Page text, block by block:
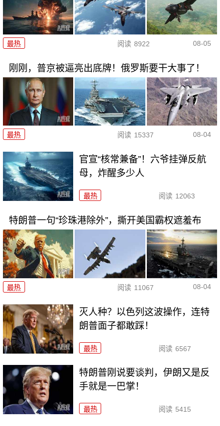
最热 阅读 8922 08-05
刚刚，普京被逼亮出底牌！俄罗斯要干大事了！
最热 阅读 15337 08-04
官宣“核常兼备”！六爷挂弹反航
母，炸醒多少人
最热 阅读 12063
特朗普一句“珍珠港除外”，撕开美国霸权遮羞布
最热 阅读 11067 08-04
灭人种？以色列这波操作，连特
朗普面子都敢踩！
最热 阅读 6567
特朗普刚说要谈判，伊朗又是反
手就是一巴掌！
最热 阅读 5415